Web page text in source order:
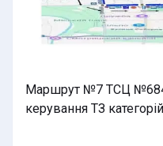
Маршрут №7 ТСЦ
керування ТЗ